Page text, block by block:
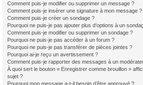
Comment puis-je modifier ou supprimer un message ?
Comment puis-je insérer une signature à mon message ?
Comment puis-je créer un sondage ?
Pourquoi ne puis-je pas ajouter plus d’options à un
Comment puis-je modifier ou supprimer un sondage ?
Pourquoi ne puis-je pas accéder à un forum ?
Pourquoi ne puis-je pas transférer de pièces jointes ?
Pourquoi ai-je reçu un avertissement ?
Comment puis-je rapporter des messages à un
À quoi sert le bouton « Enregistrer comme brouillon »
sujet ?
Pourquoi mon message a-t-il besoin d’être approuvé ?